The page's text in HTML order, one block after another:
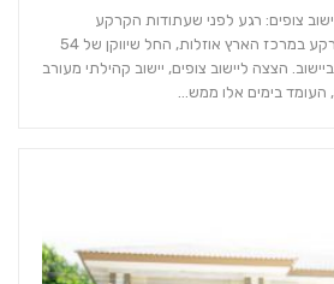
צופים: רגע לפני שעתודות הקרקע
המיועדות לבנייה צמודת קרקע במרכז הארץ אוזלות, החל שיווקן של 54
הצצה ליישוב צופים, יישוב קהילתי מעורב
בימים אלו ממש…